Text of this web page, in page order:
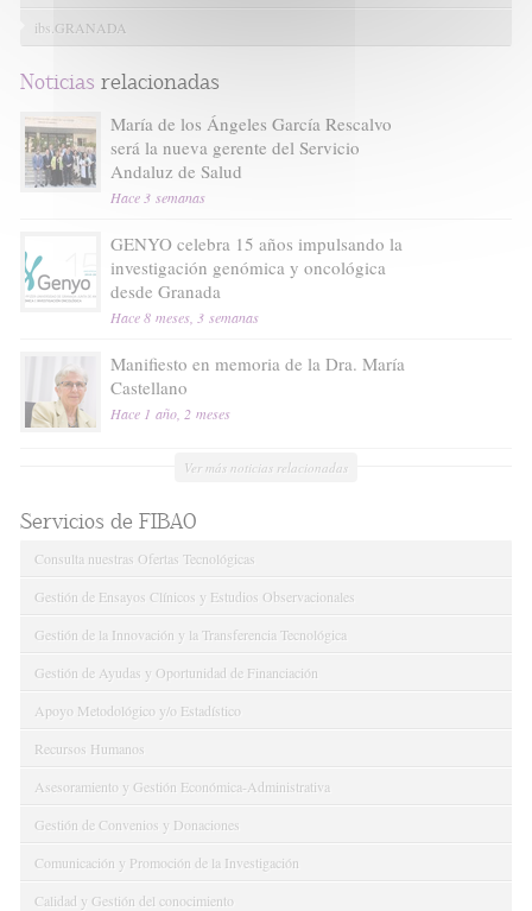
ibs.GRANADA
Noticias relacionadas
María de los Ángeles García Rescalvo
será la nueva gerente del Servicio
Andaluz de Salud
Hace 3 semanas
GENYO celebra 15 años impulsando la
investigación genómica y oncológica
desde Granada
Hace 8 meses, 3 semanas
Manifiesto en memoria de la Dra. María
Castellano
Hace 1 año, 2 meses
Ver más noticias relacionadas
Servicios de FIBAO
Consulta nuestras Ofertas Tecnológicas
Gestión de Ensayos Clínicos y Estudios Observacionales
Gestión de la Innovación y la Transferencia Tecnológica
Gestión de Ayudas y Oportunidad de Financiación
Apoyo Metodológico y/o Estadístico
Recursos Humanos
Asesoramiento y Gestión Económica-Administrativa
Gestión de Convenios y Donaciones
Comunicación y Promoción de la Investigación
Calidad y Gestión del conocimiento